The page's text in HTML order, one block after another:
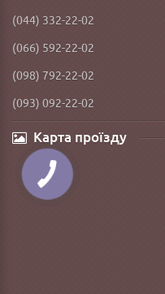
(044) 332-22-02
(066) 592-22-02
(098) 792-22-02
(093) 092-22-02
Карта проїзду